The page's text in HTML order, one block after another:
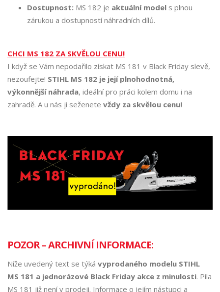
Dostupnost: MS 182 je aktuální model s plnou
zárukou a dostupností náhradních dílů.
CHCI MS 182 ZA SKVĚLOU CENU!
I když se Vám nepodařilo získat MS 181 v Black Friday slevě,
nezoufejte! STIHL MS 182 je její plnohodnotná,
výkonnější náhrada, ideální pro práci kolem domu i na
zahradě. A u nás ji seženete vždy za skvělou cenu!
POZOR – ARCHIVNÍ INFORMACE:
Níže uvedený text se týká vyprodaného modelu STIHL
MS 181 a jednorázové Black Friday akce z minulosti. Pila
MS 181 již není v prodeji. Informace o jejím nástupci a